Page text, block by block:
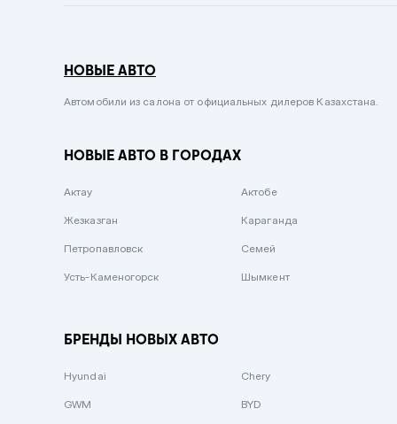
Сиреневый металлик
Вишневый
Зеленый металлик
НОВЫЕ АВТО
Автомобили из салона от официальных дилеров Казахстана.
НОВЫЕ АВТО В ГОРОДАХ
Актау Актобе
Жезказган Караганда
Петропавловск Семей
Усть-Каменогорск Шымкент
БРЕНДЫ НОВЫХ АВТО
Hyundai Chery
GWM BYD